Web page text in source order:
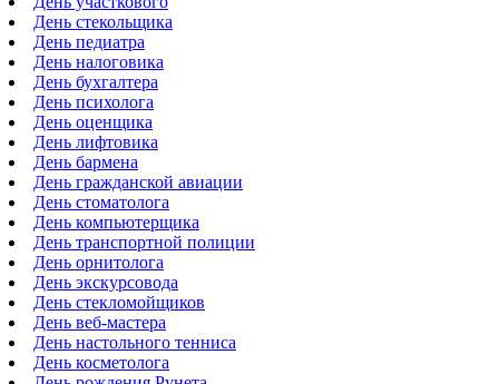
День стекольщика
День педиатра
День налоговика
День бухгалтера
День психолога
День оценщика
День лифтовика
День бармена
День гражданской авиации
День стоматолога
День компьютерщика
День транспортной полиции
День орнитолога
День экскурсовода
День стекломойщиков
День веб-мастера
День настольного тенниса
День косметолога